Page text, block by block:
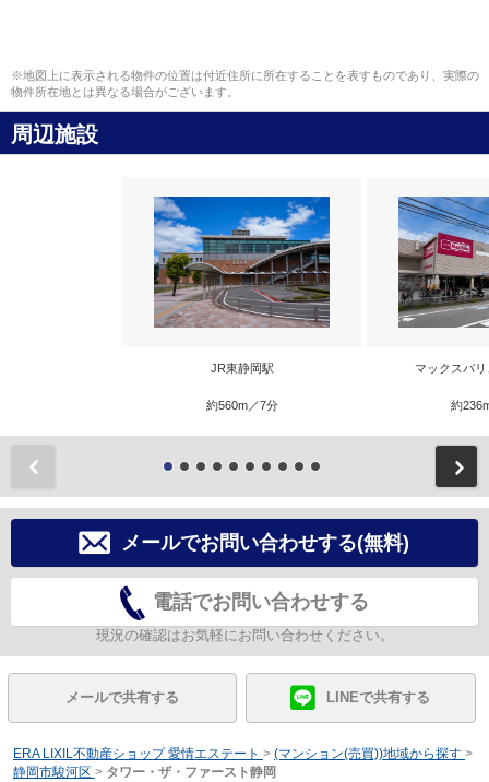
※地図上に表示される物件の位置は付近住所に所在することを表すものであり、実際の
物件所在地とは異なる場合がございます。
周辺施設
JR東静岡駅
約560m／7分
マックスバ
約
メールでお問い合わせする(無料)
電話でお問い合わせする
現況の確認はお気軽にお問い合わせください。
メールで共有する LINEで共有する
ERA LIXIL不動産ショップ 愛情エステート > (マンション(売買))地域から探す >
静岡市駿河区 > タワー・ザ・ファースト静岡